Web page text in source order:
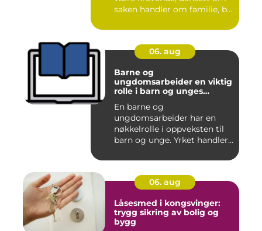
saken handler om familie, b...
06. aug
Barne og
ungdomsarbeider en viktig
rolle i barn og unges
En barne og
ungdomsarbeider har en
nøkkelrolle i oppveksten til
barn og unge. Yrket handler
06. aug
Låsesmed i kongsvinger:
trygg sikring av bolig og
bygg